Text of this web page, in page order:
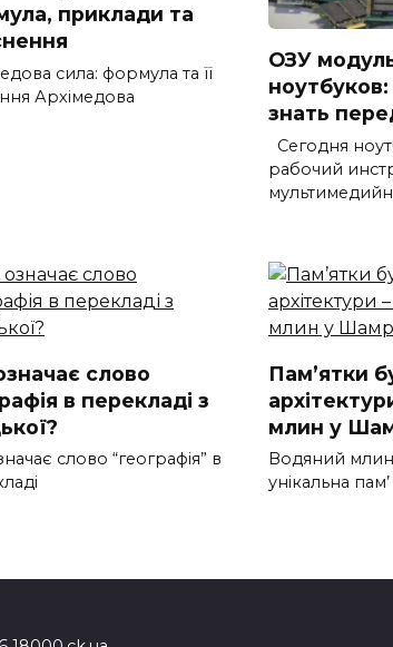
приклади та
сила: формула та її
Архімедова
ОЗУ
знать
Сегодня
рабочий
слово
в перекладі з
слово “географія” в
Пам’ятки
млин у
Водяний
унікальна пам’